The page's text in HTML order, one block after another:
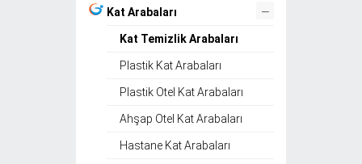
Kat Arabaları –
Kat Temizlik Arabaları
Plastik Kat Arabaları
Plastik Otel Kat Arabaları
Ahşap Otel Kat Arabaları
Hastane Kat Arabaları